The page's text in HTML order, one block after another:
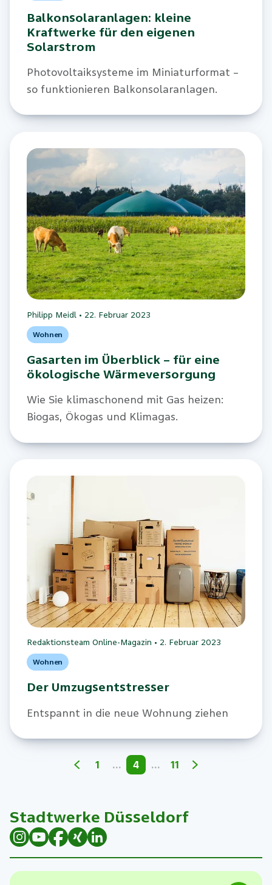
Balkonsolaranlagen: kleine
Kraftwerke für den eigenen
Solarstrom
Photovoltaiksysteme im Miniaturformat –
so funktionieren Balkonsolaranlagen.
Philipp Meidl• 22. Februar 2023
Wohnen
Gasarten im Überblick – für eine
ökologische Wärmeversorgung
Wie Sie klimaschonend mit Gas heizen:
Biogas, Ökogas und Klimagas.
Redaktionsteam Online-Magazin • 2. Februar 2023
Wohnen
Der Umzugsentstresser
Entspannt in die neue Wohnung ziehen
1 … 4 … 11
Stadtwerke Düsseldorf